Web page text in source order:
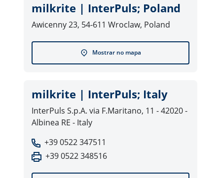
milkrite | InterPuls; Poland
Awicenny 23, 54-611 Wroclaw, Poland
Mostrar no mapa
milkrite | InterPuls; Italy
InterPuls S.p.A. via F.Maritano, 11 - 42020 -
Albinea RE - Italy
+39 0522 347511
+39 0522 348516